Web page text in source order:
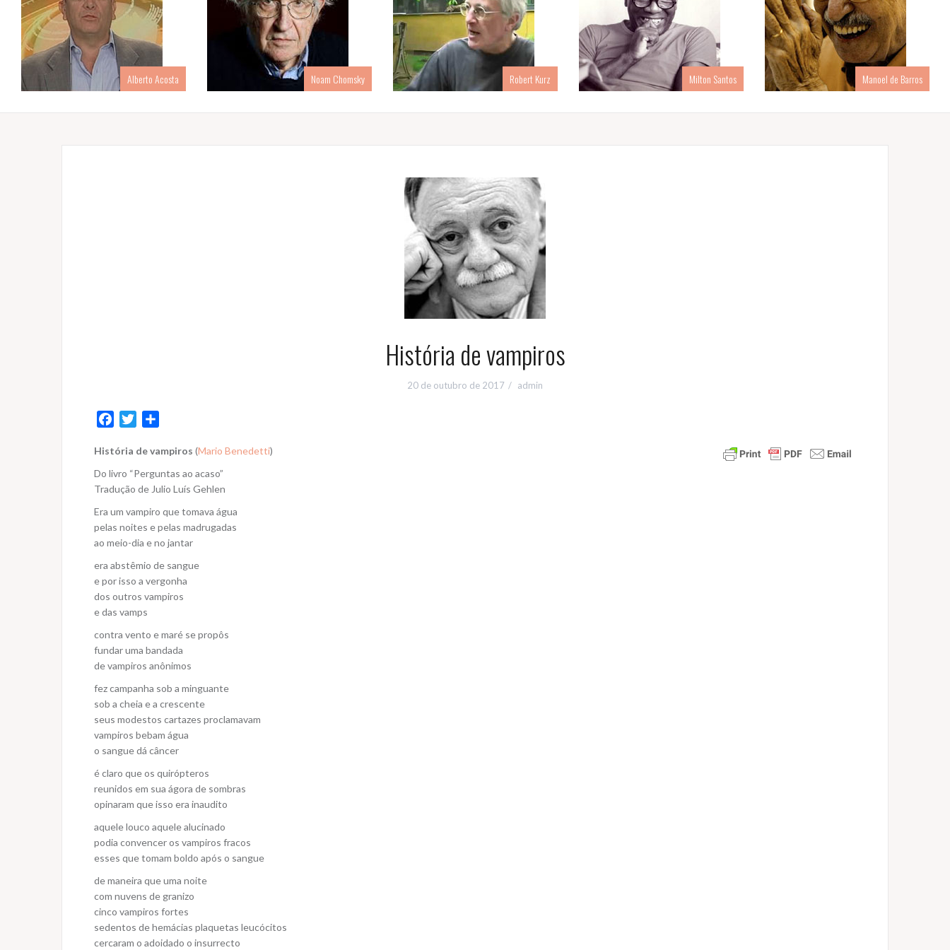
Alberto Acosta Noam Chomsky Robert Kurz Milton Santos Manoel de Barros
História de vampiros
20 de outubro de 2017 admin
c
e
b
i
t
t
a
r
e
História de vampiros (Mario Benedetti)
Do livro “Perguntas ao acaso”
Tradução de Julio Luís Gehlen
Era um vampiro que tomava água
pelas noites e pelas madrugadas
ao meio-dia e no jantar
era abstêmio de sangue
e por isso a vergonha
dos outros vampiros
e das vamps
contra vento e maré se propôs
fundar uma bandada
de vampiros anônimos
fez campanha sob a minguante
sob a cheia e a crescente
seus modestos cartazes proclamavam
vampiros bebam água
o sangue dá câncer
é claro que os quirópteros
reunidos em sua ágora de sombras
opinaram que isso era inaudito
aquele louco aquele alucinado
podia convencer os vampiros fracos
esses que tomam boldo após o sangue
de maneira que uma noite
com nuvens de granizo
cinco vampiros fortes
sedentos de hemácias plaquetas leucócitos
cercaram o adoidado o insurrecto